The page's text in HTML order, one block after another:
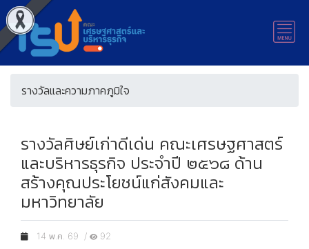
รางวัลและความภาคภูมิใจ
รางวัลศิษย์เก่าดีเด่น คณะเศรษฐศาสตร์
และบริหารธุรกิจ ประจำปี ๒๕๖๘ ด้าน
สร้างคุณประโยชน์แก่สังคมและ
มหาวิทยาลัย
14 พ.ค. 69 / 92